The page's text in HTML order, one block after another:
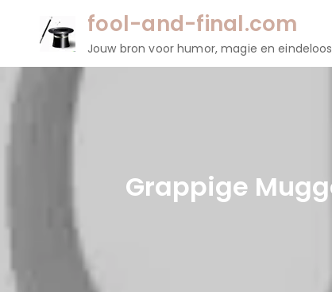
fool-and-final.com
Jouw bron voor humor, magie en
Grappige